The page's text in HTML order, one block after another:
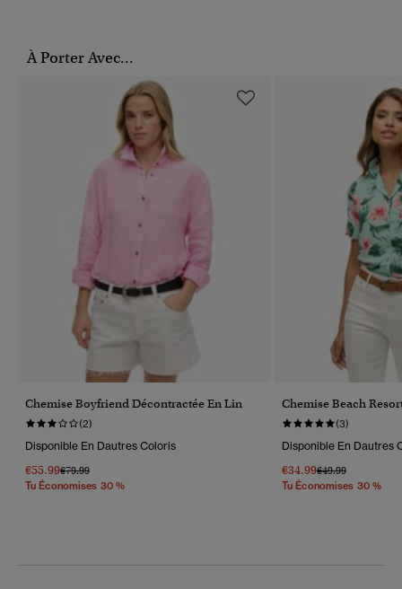
À Porter Avec...
Chemise Boyfriend Décontractée En Lin
(2)
Disponible En Dautres Coloris
€55.99Prix Réduit De
€79.99À
Tu Économises 30 %
Chemise Beach
(3)
Disponible En Dautres
€34.99Prix Réduit De
€49.99À
Tu Économises 30 %